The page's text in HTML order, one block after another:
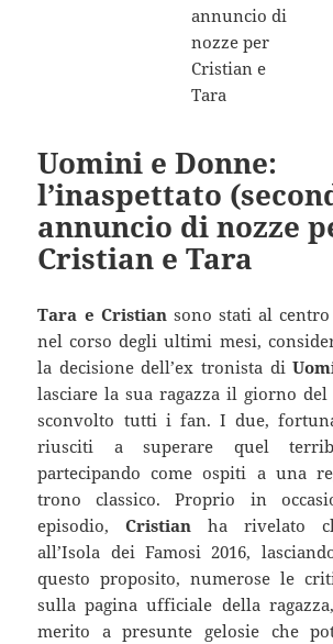
Uomini e Donne:
l’inaspettato
annuncio di nozze
Cristian e Tara
Tara e Cristian sono stati al
nel corso degli ultimi mesi,
la decisione dell’ex tronista di
lasciare la sua ragazza il giorno
sconvolto tutti i fan. I due,
riusciti a superare quel
partecipando come ospiti a una
trono classico. Proprio in
episodio,Cristian ha rivelato
all’Isola dei Famosi 2016,
questo proposito, numerose le
sulla pagina ufficiale della
merito a presunte gelosie che